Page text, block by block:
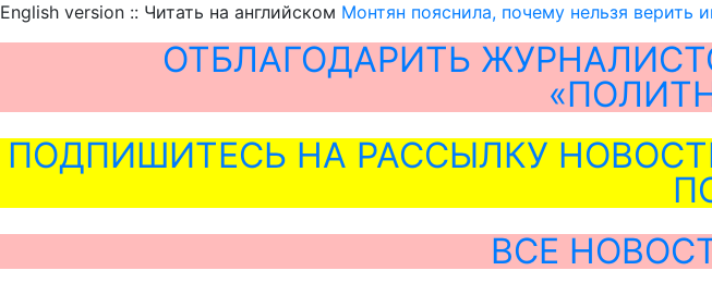
English version :: Читать на английском Монтян пояснила, почему нельзя верить
ОТБЛАГОДАРИТЬ
ПОДПИШИТЕСЬ НА РАССЫЛКУ
ВСЕ